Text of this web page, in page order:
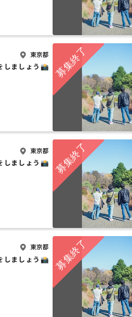
東京都
しましょう📸
東京都
しましょう📸
東京都
しましょう📸